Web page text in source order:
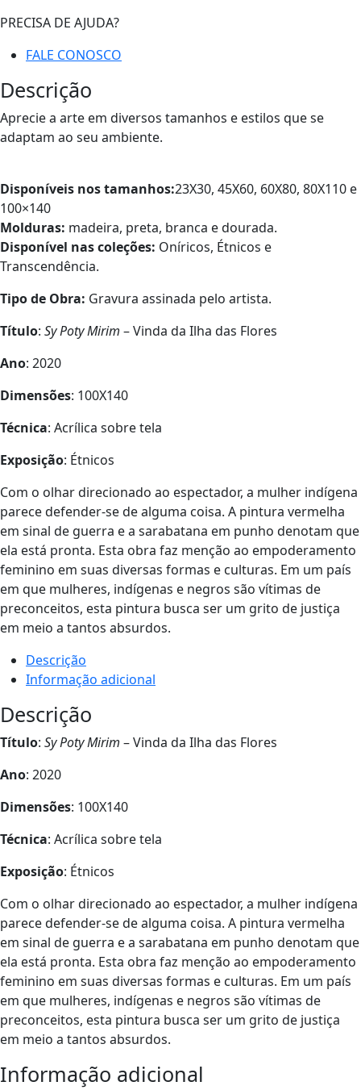
PRECISA DE AJUDA?
FALE CONOSCO
Descrição
Aprecie a arte em diversos tamanhos e estilos que se
adaptam ao seu ambiente.
Disponíveis nos tamanhos:23X30, 45X60, 60X80, 80X110 e
100×140
Molduras: madeira, preta, branca e dourada.
Disponível nas coleções: Oníricos, Étnicos e
Transcendência.
Tipo de Obra: Gravura assinada pelo artista.
Título: Sy Poty Mirim – Vinda da Ilha das Flores
Ano: 2020
Dimensões: 100X140
Técnica: Acrílica sobre tela
Exposição: Étnicos
Com o olhar direcionado ao espectador, a mulher indígena
parece defender-se de alguma coisa. A pintura vermelha
em sinal de guerra e a sarabatana em punho denotam que
ela está pronta. Esta obra faz menção ao empoderamento
feminino em suas diversas formas e culturas. Em um país
em que mulheres, indígenas e negros são vítimas de
preconceitos, esta pintura busca ser um grito de justiça
em meio a tantos absurdos.
Descrição
Informação adicional
Descrição
Título: Sy Poty Mirim – Vinda da Ilha das Flores
Ano: 2020
Dimensões: 100X140
Técnica: Acrílica sobre tela
Exposição: Étnicos
Com o olhar direcionado ao espectador, a mulher indígena
parece defender-se de alguma coisa. A pintura vermelha
em sinal de guerra e a sarabatana em punho denotam que
ela está pronta. Esta obra faz menção ao empoderamento
feminino em suas diversas formas e culturas. Em um país
em que mulheres, indígenas e negros são vítimas de
preconceitos, esta pintura busca ser um grito de justiça
em meio a tantos absurdos.
Informação adicional